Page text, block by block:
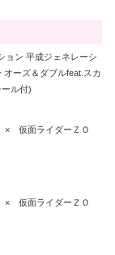
ョン 平成ジェネレーシ
オーズ＆ダブルfeat.スカ
ル付)
× 仮面ライダーＺＯ
× 仮面ライダーＺＯ